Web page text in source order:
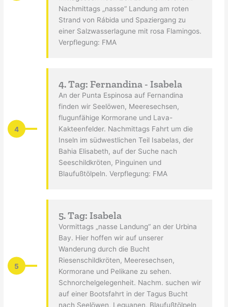
Nachmittags „nasse“ Landung am roten
Strand von Rábida und Spaziergang zu
einer Salzwasserlagune mit rosa Flamingos.
Verpflegung: FMA
4
4. Tag: Fernandina - Isabela
An der Punta Espinosa auf Fernandina
finden wir Seelöwen, Meeresechsen,
flugunfähige Kormorane und Lava-
Kakteenfelder. Nachmittags Fahrt um die
Inseln im südwestlichen Teil Isabelas, der
Bahia Elisabeth, auf der Suche nach
Seeschildkröten, Pinguinen und
Blaufußtölpeln. Verpflegung: FMA
5
5. Tag: Isabela
Vormittags „nasse Landung“ an der Urbina
Bay. Hier hoffen wir auf unserer
Wanderung durch die Bucht
Riesenschildkröten, Meeresechsen,
Kormorane und Pelikane zu sehen.
Schnorchelgelegenheit. Nachm. suchen wir
auf einer Bootsfahrt in der Tagus Bucht
nach Seelöwen, Leguanen, Blaufußtölpeln